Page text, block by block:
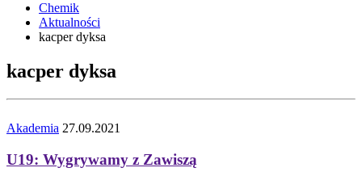
Chemik
Aktualności
kacper dyksa
kacper dyksa
Akademia 27.09.2021
U19: Wygrywamy z Zawiszą